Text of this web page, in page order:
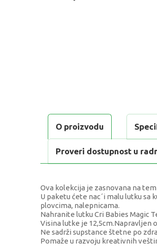
O proizvodu
Proveri dostupnost u
Ova kolekcija je zasnovana na
U paketu ćete nac´i malu lutku
plovcima, nalepnicama.
Nahranite lutku Cri Babies Magic
Visina lutke je 12,5cm.Napravljen
Ne sadrži supstance štetne po
Pomaže u razvoju kreativnih